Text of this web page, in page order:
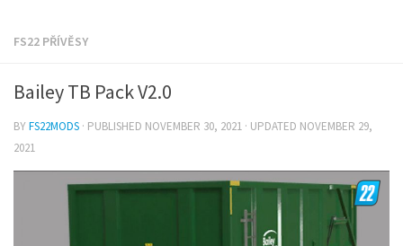
FS22 PŘÍVĚSY
Bailey TB Pack V2.0
BYFS22MODS · PUBLISHED NOVEMBER 30, 2021 · UPDATED NOVEMBER 29,
2021